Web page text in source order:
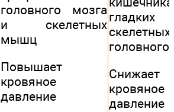
головного мозга
и скелетных
мышц
Повышает
кровяное
давление
головного
Снижает
кровяное
давление